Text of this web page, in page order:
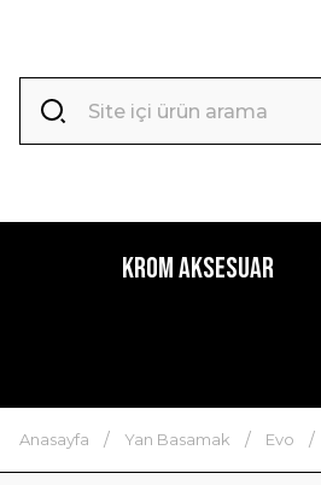
Krom Aksesuar
Anasayfa Yan Basamak Evo